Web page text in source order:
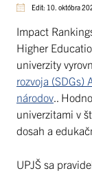
Edit: 10. októbra
Impact
Higher
univerzity
rozvoja (SDGs)
národov ..
univerzitami v
dosah a
UPJŠ sa